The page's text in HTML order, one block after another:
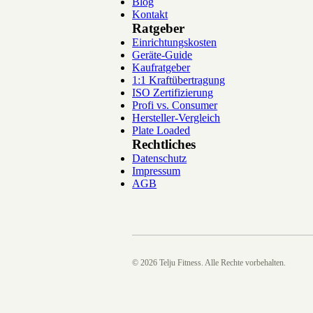
Kontakt
Ratgeber
Einrichtungskosten
Geräte-Guide
Kaufratgeber
1:1 Kraftübertragung
ISO Zertifizierung
Profi vs. Consumer
Hersteller-Vergleich
Plate Loaded
Rechtliches
Datenschutz
Impressum
AGB
©2026 Telju Fitness. Alle Rechte vorbehalten.